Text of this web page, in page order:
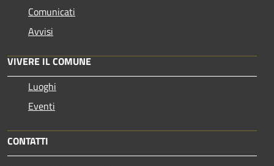
Comunicati
Avvisi
VIVERE IL COMUNE
Luoghi
Eventi
CONTATTI